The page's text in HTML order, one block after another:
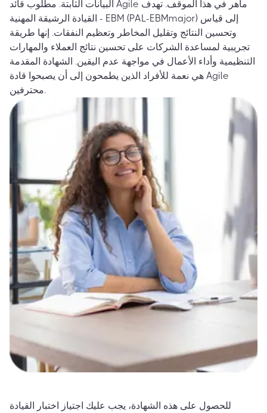
البيانات الثابتة. مطلوب قائد Agile ماهر في هذا الموقف. تهدف
القيادة الرشيقة المهنية - EBM (PAL-EBMmajor) إلى قياس
وتحسين النتائج وتقليل المخاطر وتعظيم النفقات. إنها طريقة
تجريبية لمساعدة الشركات على تحسين نتائج العملاء والمهارات
التنظيمية وأداء الأعمال في مواجهة عدم اليقين. الشهادة المقدمة
هي نعمة للأفراد الذين يطمحون إلى أن يصبحوا قادة Agile
محترفين.
للحصول على هذه الشهادة، يجب عليك اجتياز اختبار القيادة